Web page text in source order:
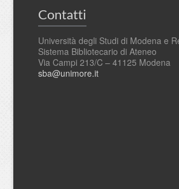
Contatti
Università degli Studi di Modena e
Sistema Bibliotecario di Ateneo
Via Campi 213/C – 41125 Modena
sba@unimore.it